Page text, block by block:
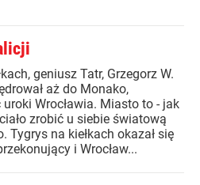
geniusz Tatr, Grzegorz W.
aż do Monako,
Wrocławia. Miasto to - jak
zrobić u siebie światową
Tygrys na kiełkach okazał się
i Wrocław...